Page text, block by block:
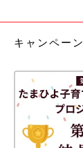
キャンペーン